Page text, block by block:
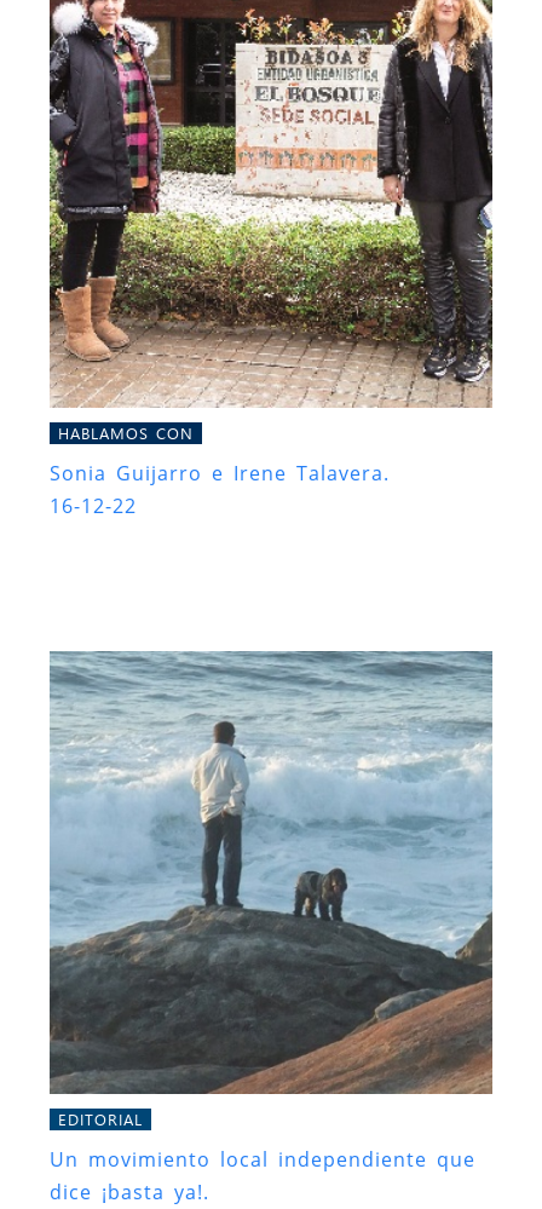
HABLAMOS CON
Sonia Guijarro e Irene Talavera.
16-12-22
EDITORIAL
Un movimiento local independiente que
dice ¡basta ya!.